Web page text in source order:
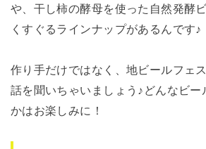
や、干し柿の酵母を使った自然発酵
くすぐるラインナップがあるんです♪
作り手だけではなく、地ビールフェ
話を聞いちゃいましょう♪どんなビー
かはお楽しみに！